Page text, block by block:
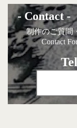
- Contact -
制作のご質問
Contact